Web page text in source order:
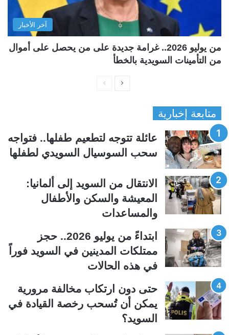
آخر الأخبار
من يوليو 2026.. غرامة جديدة على من يحصل على أموال
من التأمينات السويدية بالخطأ
ح
ة
ل
س
ا
ق
ة
ح
ة
ل
ا
ي
ة
متابعة إخبارية
عائلة تتوجه لتطعيم طفلها.. فتواجه
سحب السوسيال السويدي لطفلها
الانتقال من السويد إلى ألمانيا:
المعيشة والسكن والأطفال
والمساعدات
ابتداءً من يوليو 2026.. حجز
ممتلكات المدينين في السويد فوراً
في هذه الحالات
حتى دون ارتكاب مخالفة مرورية
يمكن أن تُسحب رخصة القيادة في
السويد؟